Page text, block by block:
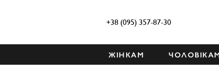
+38 (095) 357-87-30
ЖІНКАМ